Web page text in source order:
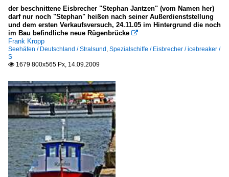
der beschnittene Eisbrecher "Stephan Jantzen" (vom Namen her)
darf nur noch "Stephan" heißen nach seiner Außerdienststellung
und dem ersten Verkaufsversuch, 24.11.05 im Hintergrund die noch
im Bau befindliche neue Rügenbrücke 
Frank Kropp
Seehäfen / Deutschland / Stralsund Spezialschiffe / Eisbrecher / icebreaker /
S
 1679 800x565 Px, 14.09.2009